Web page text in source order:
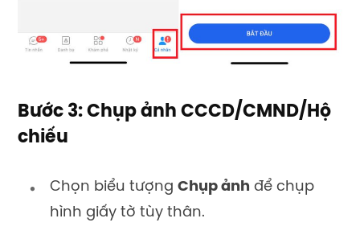
Bước 3: Chụp ảnh CCCD/CMND/Hộ
chiếu
Chọn biểu tượng Chụp ảnh để chụp
hình giấy tờ tùy thân.